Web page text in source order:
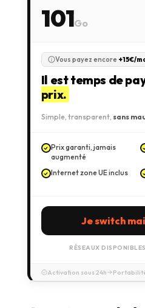
101Go
Vous payez encore +15€/
Il est temps de
prix.
Simple, transparent, sans
Prix garanti, jamais
augmenté
Internet zone UE inclus
Je switch
RÉSEAUX DISPONIBLES
Activation sous 24h